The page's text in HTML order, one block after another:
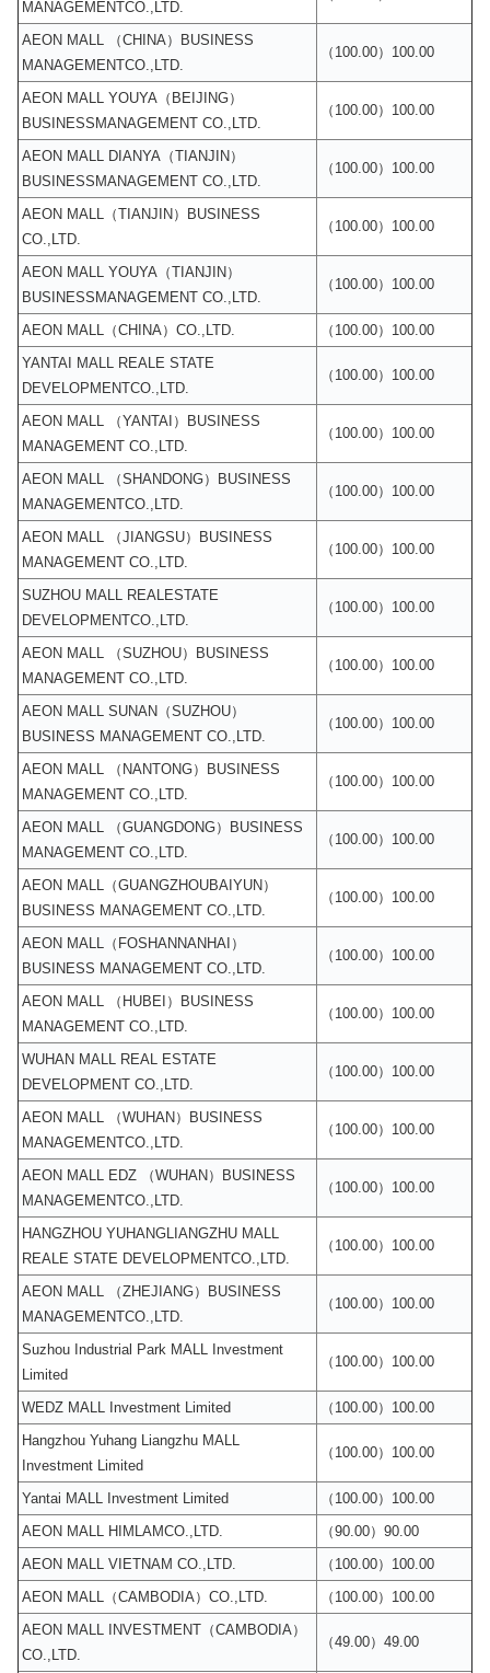
MANAGEMENTCO.,LTD.
AEON MALL （CHINA）BUSINESS
MANAGEMENTCO.,LTD.
（100.00）100.00
AEON MALL YOUYA（BEIJING）
BUSINESSMANAGEMENT CO.,LTD.
（100.00）100.00
AEON MALL DIANYA（TIANJIN）
BUSINESSMANAGEMENT CO.,LTD.
（100.00）100.00
AEON MALL（TIANJIN）BUSINESS
CO.,LTD.
（100.00）100.00
AEON MALL YOUYA（TIANJIN）
BUSINESSMANAGEMENT CO.,LTD.
（100.00）100.00
AEON MALL（CHINA）CO.,LTD.
（100.00）100.00
YANTAI MALL REALE STATE
DEVELOPMENTCO.,LTD.
（100.00）100.00
AEON MALL （YANTAI）BUSINESS
MANAGEMENT CO.,LTD.
（100.00）100.00
AEON MALL （SHANDONG）BUSINESS
MANAGEMENTCO.,LTD.
（100.00）100.00
AEON MALL （JIANGSU）BUSINESS
MANAGEMENT CO.,LTD.
（100.00）100.00
SUZHOU MALL REALESTATE
DEVELOPMENTCO.,LTD.
（100.00）100.00
AEON MALL （SUZHOU）BUSINESS
MANAGEMENT CO.,LTD.
（100.00）100.00
AEON MALL SUNAN（SUZHOU）
BUSINESS MANAGEMENT CO.,LTD.
（100.00）100.00
AEON MALL （NANTONG）BUSINESS
MANAGEMENT CO.,LTD.
（100.00）100.00
AEON MALL （GUANGDONG）BUSINESS
MANAGEMENT CO.,LTD.
（100.00）100.00
AEON MALL（GUANGZHOUBAIYUN）
BUSINESS MANAGEMENT CO.,LTD.
（100.00）100.00
AEON MALL（FOSHANNANHAI）
BUSINESS MANAGEMENT CO.,LTD.
（100.00）100.00
AEON MALL （HUBEI）BUSINESS
MANAGEMENT CO.,LTD.
（100.00）100.00
WUHAN MALL REAL ESTATE
DEVELOPMENT CO.,LTD.
（100.00）100.00
AEON MALL （WUHAN）BUSINESS
MANAGEMENTCO.,LTD.
（100.00）100.00
AEON MALL EDZ （WUHAN）BUSINESS
MANAGEMENTCO.,LTD.
（100.00）100.00
HANGZHOU YUHANGLIANGZHU MALL
REALE STATE DEVELOPMENTCO.,LTD.
（100.00）100.00
AEON MALL （ZHEJIANG）BUSINESS
MANAGEMENTCO.,LTD.
（100.00）100.00
Suzhou Industrial Park MALL Investment
Limited
（100.00）100.00
WEDZ MALL Investment Limited
（100.00）100.00
Hangzhou Yuhang Liangzhu MALL
Investment Limited
（100.00）100.00
Yantai MALL Investment Limited
（100.00）100.00
AEON MALL HIMLAMCO.,LTD.
（90.00）90.00
AEON MALL VIETNAM CO.,LTD.
（100.00）100.00
AEON MALL（CAMBODIA）CO.,LTD.
（100.00）100.00
AEON MALL INVESTMENT（CAMBODIA）
CO.,LTD.
（49.00）49.00